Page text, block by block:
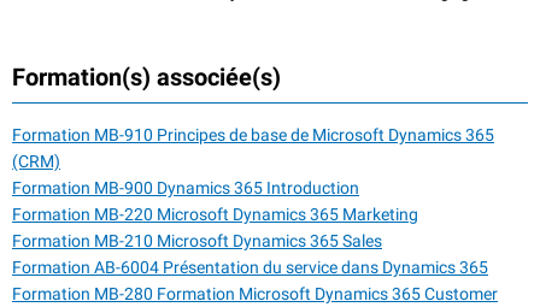
Formation(s) associée(s)
Formation MB-910 Principes de base de Microsoft Dynamics 365
(CRM)
Formation MB-900 Dynamics 365 Introduction
Formation MB-220 Microsoft Dynamics 365 Marketing
Formation MB-210 Microsoft Dynamics 365 Sales
Formation AB-6004 Présentation du service dans Dynamics 365
Formation MB-280 Formation Microsoft Dynamics 365 Customer